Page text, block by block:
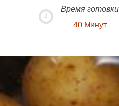
Время готовки
40 Минут